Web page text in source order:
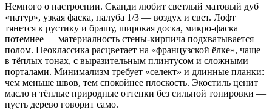
Немного о настроении. Сканди любит светлый матовый дуб
«натур», узкая фаска, палуба 1/3 — воздух и свет. Лофт
тянется к рустику и брашу, широкая доска, микро‑фаска
потемнее — материалность стены‑кирпича подхватывается
полом. Неоклассика расцветает на «французской ёлке», чаще
в тёплых тонах, с выразительным плинтусом и сложными
порталами. Минимализм требует «селект» и длинные планки:
чем меньше швов, тем спокойнее плоскость. Экостиль ценит
масло и тёплые природные оттенки без сильной тонировки —
пусть дерево говорит само.